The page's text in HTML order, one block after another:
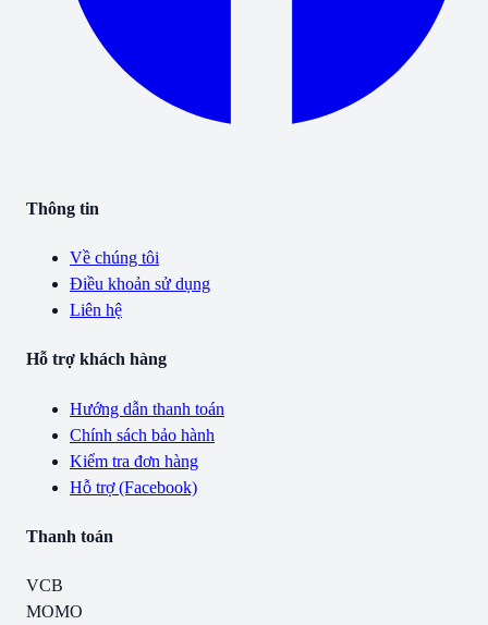
Thông tin
Về chúng tôi
Điều khoản sử dụng
Liên hệ
Hỗ trợ khách hàng
Hướng dẫn thanh toán
Chính sách bảo hành
Kiểm tra đơn hàng
Hỗ trợ (Facebook)
Thanh toán
VCB
MOMO